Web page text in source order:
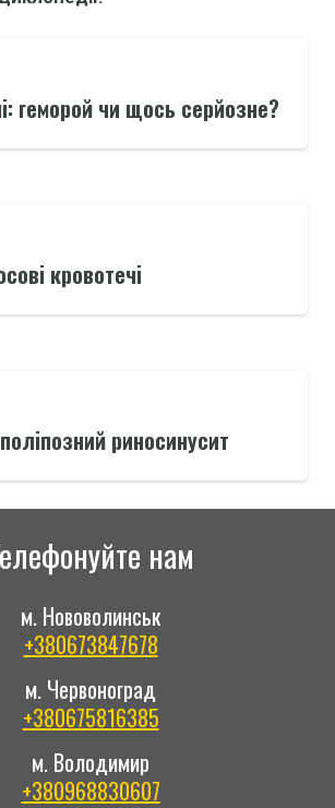
геморой чи щось серйозне?
кровотечі
риносинусит
нам
м. Нововолинськ
+380673847678
м. Червоноград
+380675816385
м. Володимир
+380968830607